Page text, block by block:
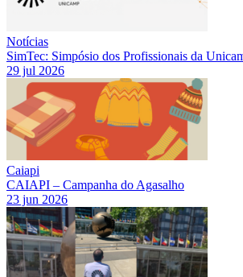
Notícias
SimTec: Simpósio dos Profissionais da
29 jul 2026
Caiapi
CAIAPI – Campanha do Agasalho
23 jun 2026